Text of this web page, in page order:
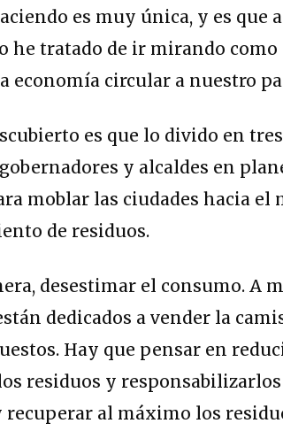
es muy única, y es que
he tratado de ir mirando
economía circular a nuestro
es que lo divido en
y alcaldes en
moblar las ciudades hacia el
de residuos.
desestimar el consumo. A
dedicados a vender la
Hay que pensar en
residuos y responsabilizarlos
recuperar al máximo los